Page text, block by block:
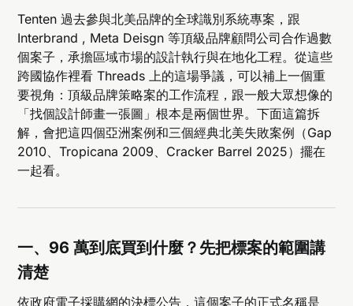
Tenten 過去參與北美品牌的全球識別系統專案，跟
Interbrand , Meta Deisgn 等頂級品牌顧問公司合作過數
個案子，承擔區域市場的設計執行與在地化工程。從這些
跨國協作裡看 Threads 上的這場爭議，可以補上一個重
要視角：頂級品牌策略案的工作流程，跟一般大眾想像的
「找個設計師畫一張圖」根本是兩個世界。下面這篇拆
解，會把這四個亞洲案例和三個經典北美失敗案例（Gap
2010、Tropicana 2009、Cracker Barrel 2025）擺在
一起看。
一、96 萬到底買到什麼？先把標案的範圍講
清楚
依政府電子採購網的決標公告，這個案子的正式名稱是